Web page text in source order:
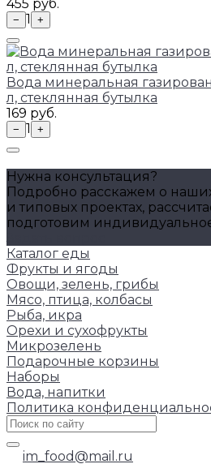
455 руб.
− 1 +
Вода минеральная
л, стеклянная бутылка
169 руб.
− 1 +
Нужна консультация?
Подробно расскажем о наших
и типовых проектах,
подготовим
Каталог еды
Фрукты и ягоды
Овощи, зелень, грибы
Мясо, птица, колбасы
Рыба, икра
Орехи и сухофрукты
Микрозелень
Подарочные корзины
Наборы
Вода, напитки
Политика
im_food@mail.ru